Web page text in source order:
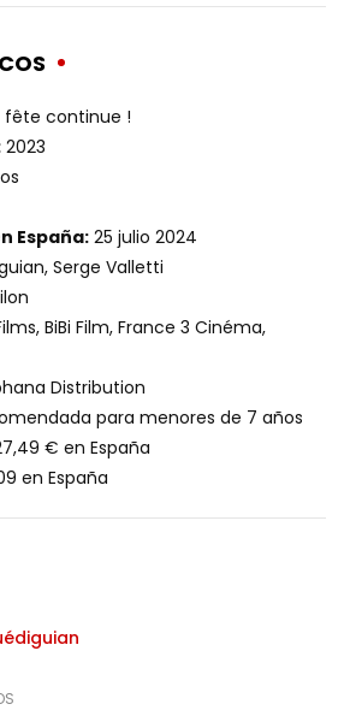
fête continue !
2023
España: 25 julio 2024
Serge Valletti
BiBi Film, France 3 Cinéma,
Distribution
para menores de 7 años
€ en España
en España